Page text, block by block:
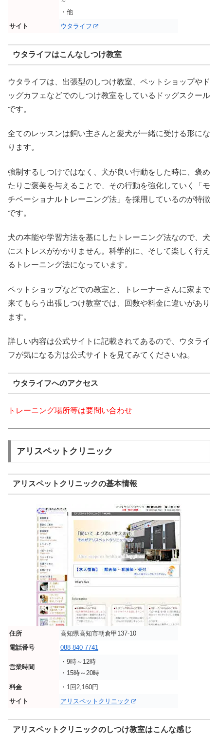
・他
サイト
ウタライフ
ウタライフはこんなしつけ教室
ウタライフは、出張型のしつけ教室、ペットショップやド
ッグカフェなどでのしつけ教室をしているドッグスクール
です。
全てのレッスンは飼い主さんと愛犬が一緒に受ける形にな
ります。
強制するしつけではなく、犬が良い行動をした時に、褒め
たりご褒美を与えることで、その行動を強化していく「モ
チベーショナルトレーニング法」を採用しているのが特徴
です。
犬の本能や学習方法を基にしたトレーニング法なので、犬
にストレスがかかりません。科学的に、そして楽しく行え
るトレーニング法になっています。
ペットショップなどでの教室と、トレーナーさんに家まで
来てもらう出張しつけ教室では、回数や料金に違いがあり
ます。
詳しい内容は公式サイトに記載されてあるので、ウタライ
フが気になる方は公式サイトを見てみてくださいね。
ウタライフへのアクセス
トレーニング場所等は要問い合わせ
アリスペットクリニック
アリスペットクリニックの基本情報
住所
高知県高知市朝倉甲137-10
電話番号
088-840-7741
営業時間
・9時～12時
・15時～20時
料金
・1回2,160円
サイト
アリスペットクリニック
アリスペットクリニックのしつけ教室はこんな感じ